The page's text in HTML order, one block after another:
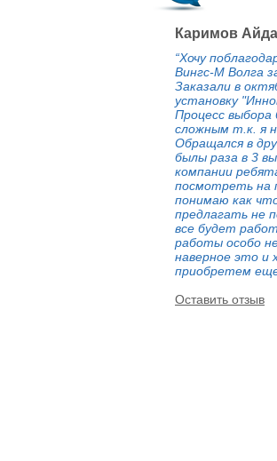
Каримов
“Хочу
Вингс-М Волга
Заказали в
установку
Процесс выбора
сложным т.к. я
Обращался в
былы раза в 3
компании
посмотреть на
понимаю как
предлагать не
все будет
работы особо
наверное это и
приобретем
Оставить отзыв